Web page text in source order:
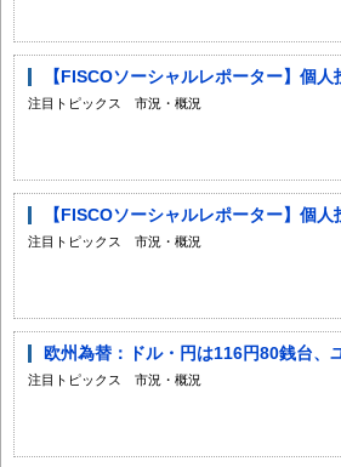
【FISCOソーシャルレポーター】個
注目トピックス 市況・概況
【FISCOソーシャルレポーター】個
注目トピックス 市況・概況
欧州為替：ドル・円は116円80銭台、
注目トピックス 市況・概況